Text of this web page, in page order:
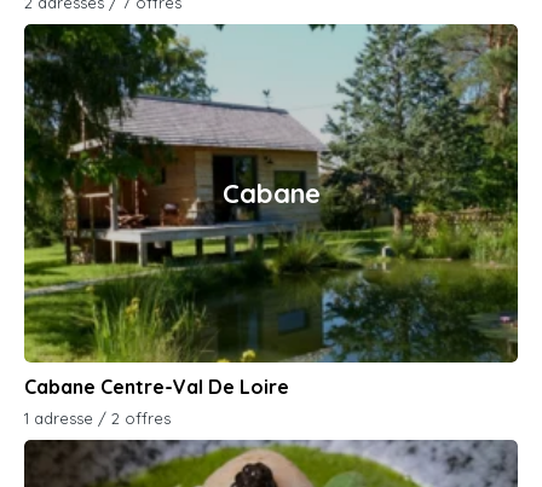
Cabane
Cabane Centre-Val De Loire
1 adresse / 2 offres